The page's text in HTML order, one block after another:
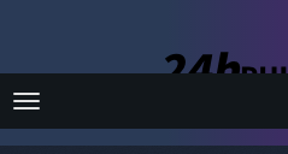
Menu